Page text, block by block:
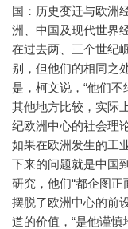
国：历史变迁与欧洲
洲、中国及现代世界
在过去两、三个世纪
别，但他们的相同之
是，柯文说，“他们
其他地方比较，实际
纪欧洲中心的社会理
如果在欧洲发生的工
下来的问题就是中国
研究，他们“都企图正
摆脱了欧洲中心的前
道的价值，“是他谨